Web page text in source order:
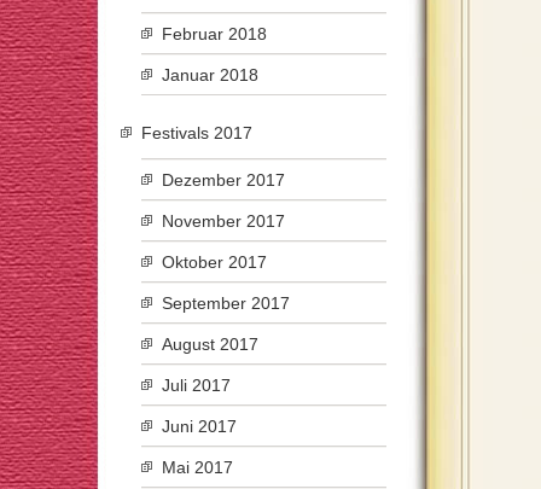
Februar 2018
Januar 2018
Festivals 2017
Dezember 2017
November 2017
Oktober 2017
September 2017
August 2017
Juli 2017
Juni 2017
Mai 2017